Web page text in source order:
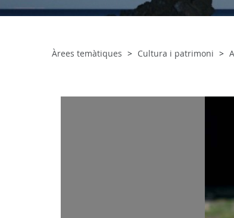
Àrees temàtiques Cultura i patrimoni